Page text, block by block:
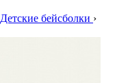
Детские бейсболки ›